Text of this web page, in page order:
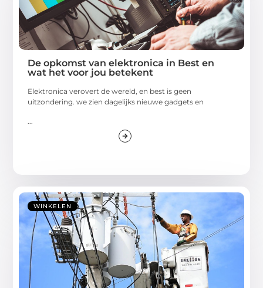
De opkomst van elektronica in Best en
wat het voor jou betekent
Elektronica verovert de wereld, en best is geen
uitzondering. we zien dagelijks nieuwe gadgets en
WINKELEN